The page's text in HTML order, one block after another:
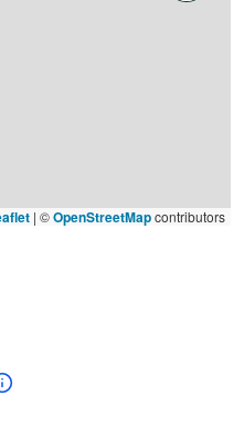
| ©OpenStreetMapcontributors